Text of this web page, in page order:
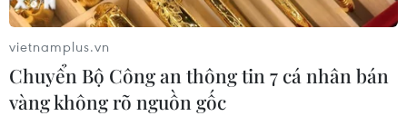
vietnamplus.vn
Chuyển Bộ Công an thông tin 7 cá nhân bán
vàng không rõ nguồn gốc